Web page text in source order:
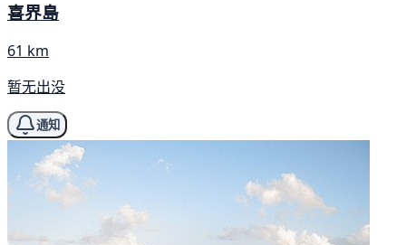
喜界島
61 km
暂无出没
通知